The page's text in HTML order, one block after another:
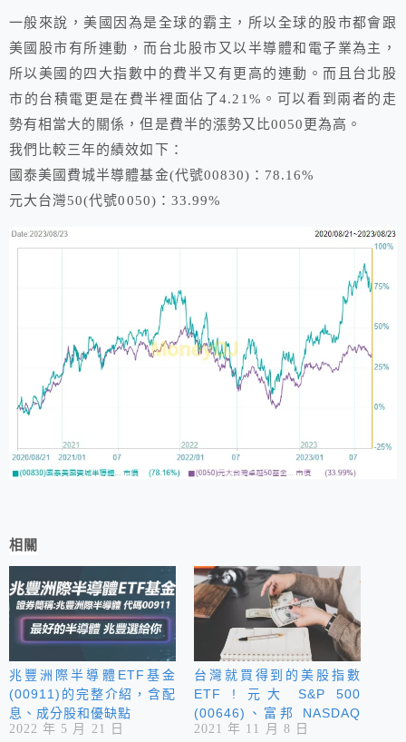
一般來說，美國因為是全球的霸主，所以全球的股市都會跟
美國股市有所連動，而台北股市又以半導體和電子業為主，
所以美國的四大指數中的費半又有更高的連動。而且台北股
市的台積電更是在費半裡面佔了4.21%。可以看到兩者的走
勢有相當大的關係，但是費半的漲勢又比0050更為高。
我們比較三年的績效如下：
國泰美國費城半導體基金(代號00830)：78.16%
元大台灣50(代號0050)：33.99%
相關
兆豐洲際半導體ETF基金
(00911)的完整介紹，含配
息、成分股和優缺點
2022 年 5 月 21 日
台灣就買得到的美股指數
ETF ! 元大 S&P 500
(00646)、富邦 NASDAQ
(00662 )、國泰美國道瓊
2021 年 11 月 8 日